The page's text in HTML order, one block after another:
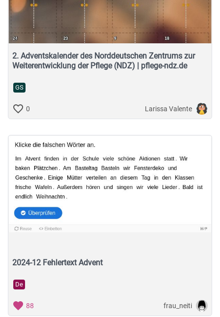
2. Adventskalender des Norddeutschen Zentrums zur
Weiterentwicklung der Pflege (NDZ) | pflege-ndz.de
GS
0 Larissa Valente
2024-12 Fehlertext Advent
De
88 frau_neiti